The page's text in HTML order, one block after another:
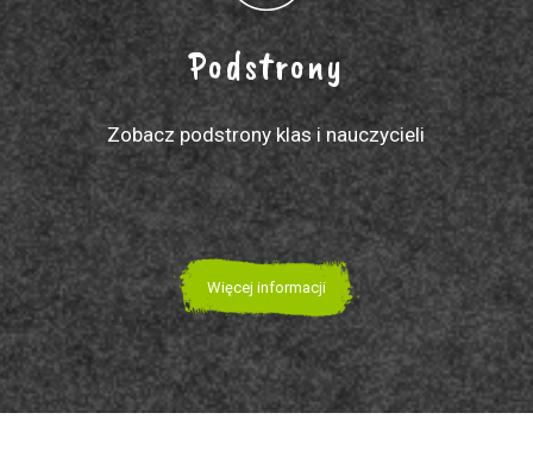
Podstrony
Zobacz podstrony klas i nauczycieli
Więcej informacji